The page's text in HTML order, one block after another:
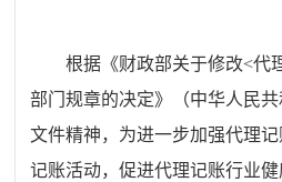
根据 《财政部关于修改<代
部门规章的决定》（中华人民
文件精神，为进一步加强代理
记账活动，促进代理记账行业